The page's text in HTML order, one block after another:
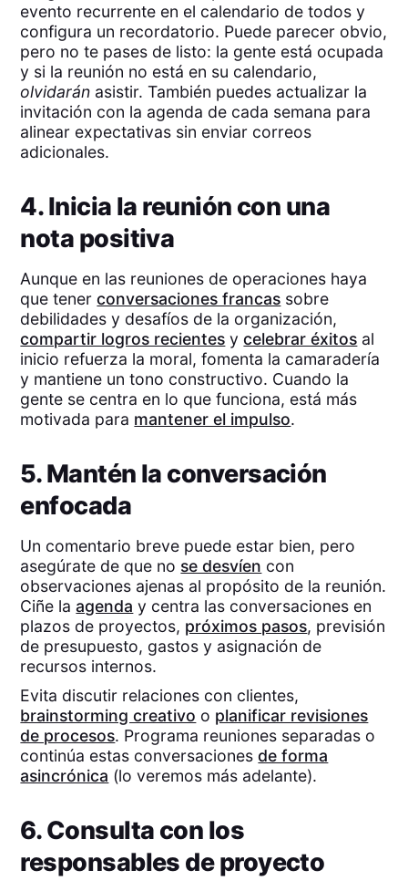
evento recurrente en el calendario de todos y
configura un recordatorio. Puede parecer obvio,
pero no te pases de listo: la gente está ocupada
y si la reunión no está en su calendario,
olvidarán asistir. También puedes actualizar la
invitación con la agenda de cada semana para
alinear expectativas sin enviar correos
adicionales.
4. Inicia la reunión con una
nota positiva
Aunque en las reuniones de operaciones haya
que tenerconversaciones francas sobre
debilidades y desafíos de la organización,
compartir logros recientes ycelebrar éxitos al
inicio refuerza la moral, fomenta la camaradería
y mantiene un tono constructivo. Cuando la
gente se centra en lo que funciona, está más
motivada para mantener el impulso.
5. Mantén la conversación
enfocada
Un comentario breve puede estar bien, pero
asegúrate de que no se desvíen con
observaciones ajenas al propósito de la reunión.
Ciñe laagenda y centra las conversaciones en
plazos de proyectos, próximos pasos, previsión
de presupuesto, gastos y asignación de
recursos internos.
Evita discutir relaciones con clientes,
brainstorming creativo o planificar revisiones
de procesos. Programa reuniones separadas o
continúa estas conversacionesde forma
asincrónica (lo veremos más adelante).
6. Consulta con los
responsables de proyecto